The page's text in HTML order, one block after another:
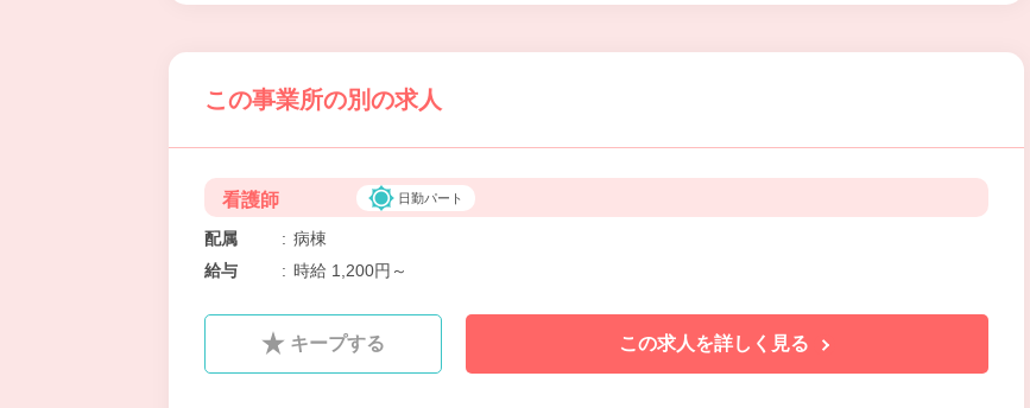
この事業所の別の求人
看護師 日勤パート
配属 : 病棟
給与
: 時給 1,200円～
キープする この求人を詳しく見る